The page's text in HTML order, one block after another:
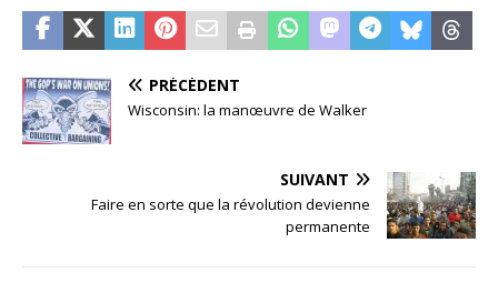
PRÉCÉDENT
Wisconsin: la manœuvre de Walker
SUIVANT
Faire en sorte que la révolution devienne
permanente